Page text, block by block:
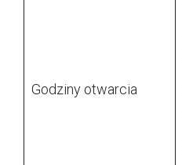
Godziny otwarcia